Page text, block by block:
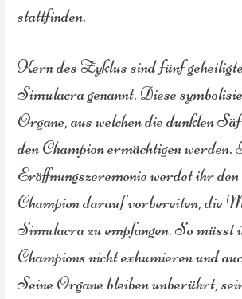
stattfinden.
Kern des Zyklus sind fünf
Simulacra genannt. Diese
Organe, aus welchen die dunklen
den Champion ermächtigen
Eröffnungszeremonie werdet ihr
Champion darauf vorbereiten, die
Simulacra zu empfangen. So müsst
Champions nicht exhumieren und
Seine Organe bleiben unberührt,